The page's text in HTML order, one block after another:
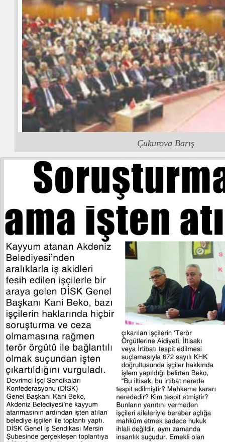
Çukurova Barış